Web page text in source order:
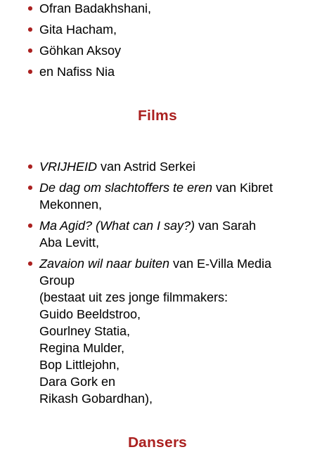
Ofran Badakhshani,
Gita Hacham,
Göhkan Aksoy
en Nafiss Nia
Films
VRIJHEID van Astrid Serkei
De dag om slachtoffers te eren van Kibret
Mekonnen,
Ma Agid? (What can I say?) van Sarah
Aba Levitt,
Zavaion wil naar buiten van E-Villa Media
Group
(bestaat uit zes jonge filmmakers:
Guido Beeldstroo,
Gourlney Statia,
Regina Mulder,
Bop Littlejohn,
Dara Gork en
Rikash Gobardhan),
Dansers